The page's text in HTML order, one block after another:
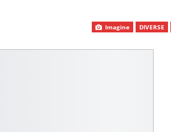
Imagine DIVERSE